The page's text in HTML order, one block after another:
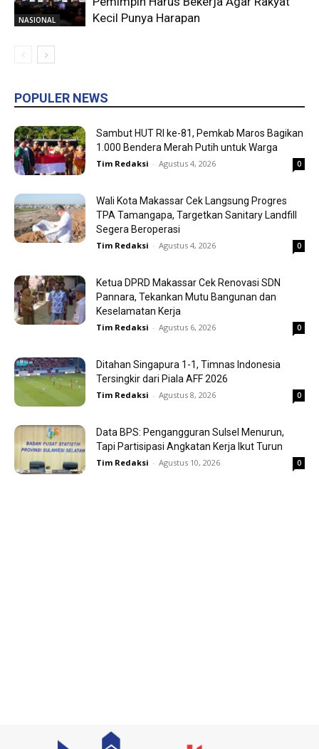
NASIONAL
Kecil Punya Harapan
POPULER NEWS
Sambut HUT RI ke-81, Pemkab Maros Bagikan
1.000 Bendera Merah Putih untuk Warga
Tim Redaksi - Agustus 4, 2026 0
Wali Kota Makassar Cek Langsung Progres
TPA Tamangapa, Targetkan Sanitary Landfill
Segera Beroperasi
Tim Redaksi - Agustus 4, 2026 0
Ketua DPRD Makassar Cek Renovasi SDN
Pannara, Tekankan Mutu Bangunan dan
Keselamatan Kerja
Tim Redaksi - Agustus 6, 2026 0
Ditahan Singapura 1-1, Timnas Indonesia
Tersingkir dari Piala AFF 2026
Tim Redaksi - Agustus 8, 2026 0
Data BPS: Pengangguran Sulsel Menurun,
Tapi Partisipasi Angkatan Kerja Ikut Turun
Tim Redaksi - Agustus 10, 2026 0